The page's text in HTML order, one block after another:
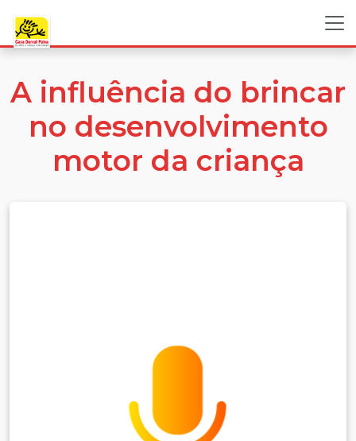
A influência do brincar
no desenvolvimento
motor da criança